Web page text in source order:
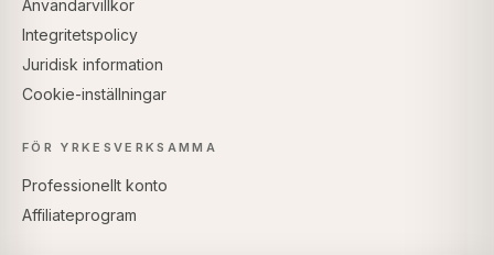
Användarvillkor
Integritetspolicy
Juridisk information
Cookie-inställningar
FÖR YRKESVERKSAMMA
Professionellt konto
Affiliateprogram